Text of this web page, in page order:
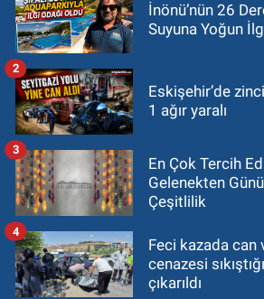
İnönü’nün 26
Suyuna Yoğun
Eskişehir’de
1 ağır yaralı
2
En Çok Tercih
Gelenekten
Çeşitlilik
3
Feci kazada can
cenazesi
çıkarıldı
4